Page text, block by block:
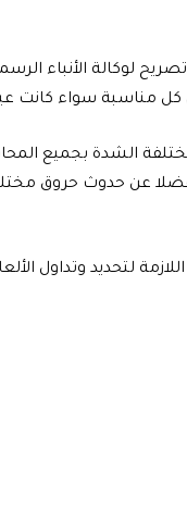
لوكالة الأنباء
مناسبة سواء كانت
الشدة بجميع
عن حدوث حروق
اللازمة لتحديد وتداول